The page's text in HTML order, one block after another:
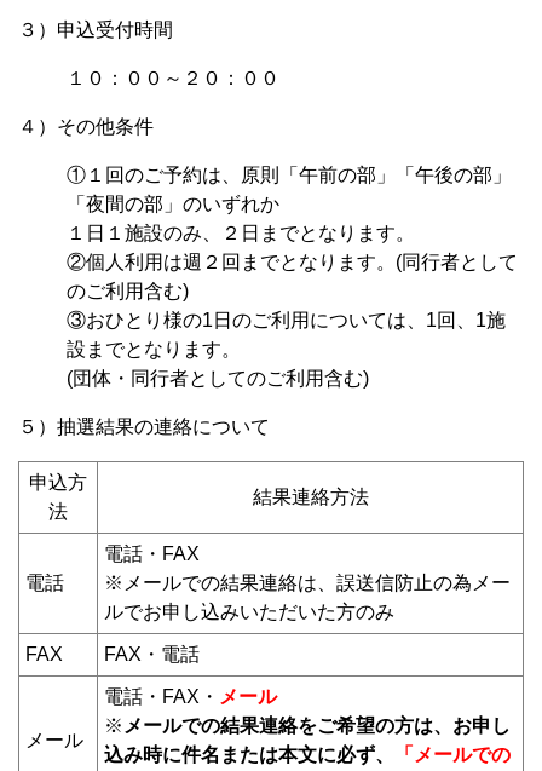
３）申込受付時間
１０：００～２０：００
４）その他条件
①１回のご予約は、原則「午前の部」「午後の部」
「夜間の部」のいずれか
１日１施設のみ、２日までとなります。
②個人利用は週２回までとなります。(同行者として
のご利用含む)
③おひとり様の1日のご利用については、1回、1施
設までとなります。
(団体・同行者としてのご利用含む)
５）抽選結果の連絡について
申込方
法
結果連絡方法
電話
電話・FAX
※メールでの結果連絡は、誤送信防止の為メー
ルでお申し込みいただいた方のみ
FAX FAX・電話
メール
電話・FAX・ メール
※ メールでの結果連絡をご希望の方は、お申し
込み時に件名または本文に必ず、
「メールでの